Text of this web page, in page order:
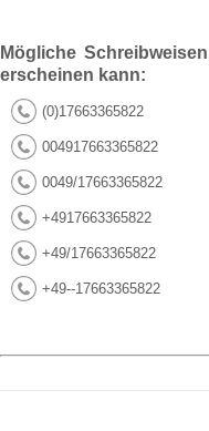
Mögliche
erscheinen kann:
(0)17663365822
004917663365822
0049/17663365822
+4917663365822
+49/17663365822
+49--17663365822